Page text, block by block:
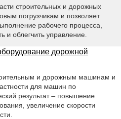
строительных и дорожных
погрузчикам и позволяет
рабочего процесса,
и облегчить управление.
дорожной
и дорожным машинам и
для машин по
результат – повышение
увеличение скорости